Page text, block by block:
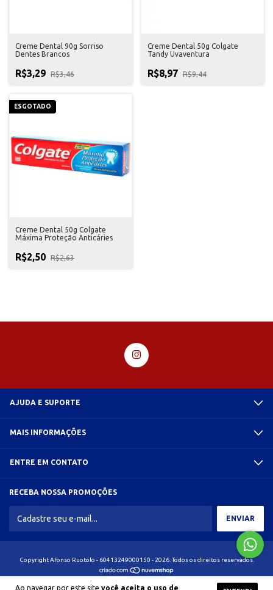
Ao navegar por este site você aceita o uso de
Creme Dental 90g Sorriso
Dentes Brancos
R$3,29 R$3,46
Creme Dental 50g Colgate
Tandy Uvaventura
R$8,97 R$9,44
ESGOTADO
Creme Dental 50g Colgate
Máxima Proteção Anticáries
R$2,50 R$2,63
AJUDA E SUPORTE
MAIS INFORMAÇÕES
ENTRE EM CONTATO
RECEBA NOSSA PROMOÇÕES
Copyright Afonso Ruotolo - 60413249000150 - 2026. Todos os direitos reservados.